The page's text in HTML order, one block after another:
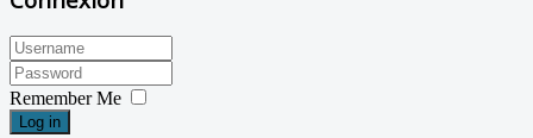
Remember Me
Log in